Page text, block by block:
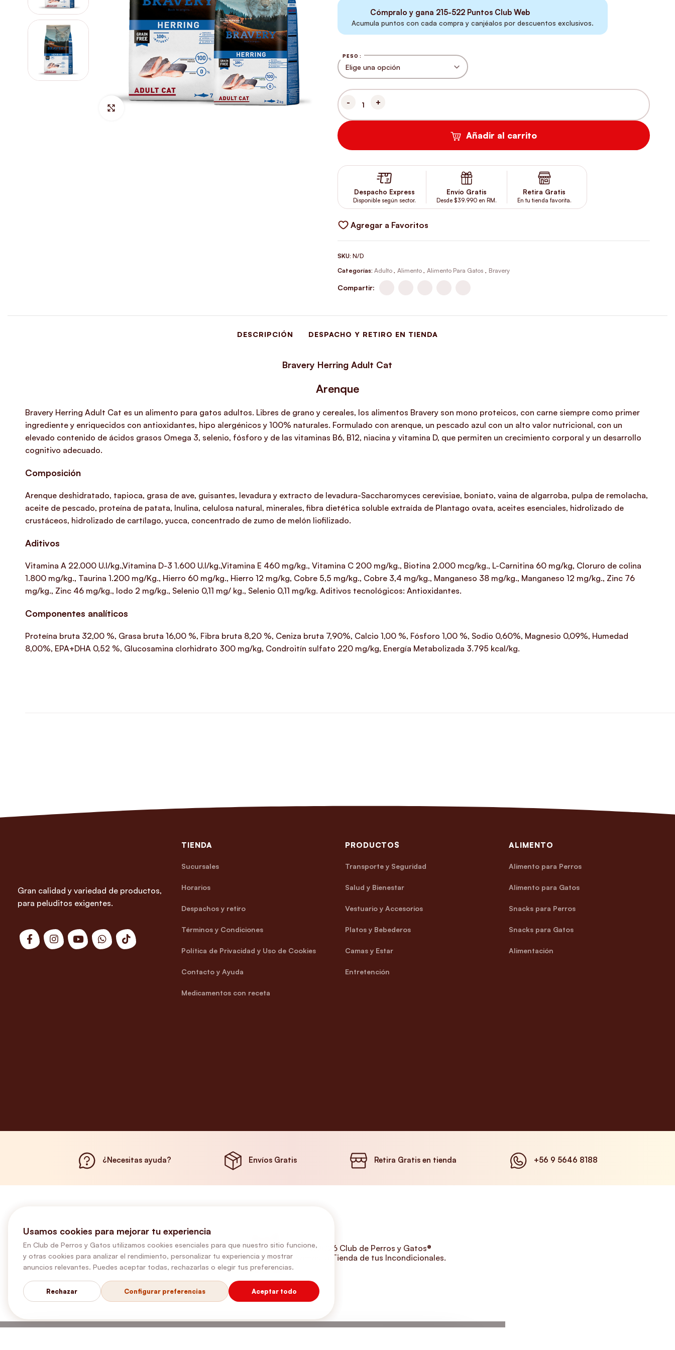
Cómpralo y gana 215-522Puntos Club Web
Acumula puntos con cada compra y canjéalos por descuentos exclusivos.
PESO
BRAVERY HERRING ADULT CAT CANTIDAD
Añadir al carrito
Despacho Express
Disponible según sector.
Envío Gratis
Desde $39.990 en RM.
Retira Gratis
En tu tienda favorita.
Agregar a Favoritos
SKU: N/D
Categorías: Adulto , Alimento , Alimento Para Gatos , Bravery
Compartir:
DESCRIPCIÓN DESPACHO Y RETIRO EN TIENDA
Bravery Herring Adult Cat
Arenque
Bravery Herring Adult Cat es un alimento para gatos adultos. Libres de grano y cereales, los alimentos Bravery son mono proteicos, con carne siempre como primer
ingrediente y enriquecidos con antioxidantes, hipo alergénicos y 100% naturales. Formulado con arenque, un pescado azul con un alto valor nutricional, con un
elevado contenido de ácidos grasos Omega 3, selenio, fósforo y de las vitaminas B6, B12, niacina y vitamina D, que permiten un crecimiento corporal y un desarrollo
cognitivo adecuado.
Composición
Arenque deshidratado, tapioca, grasa de ave, guisantes, levadura y extracto de levadura-Saccharomyces cerevisiae, boniato, vaina de algarroba, pulpa de remolacha,
aceite de pescado, proteína de patata, Inulina, celulosa natural, minerales, fibra dietética soluble extraída de Plantago ovata, aceites esenciales, hidrolizado de
crustáceos, hidrolizado de cartílago, yucca, concentrado de zumo de melón liofilizado.
Aditivos
Vitamina A 22.000 U.I/kg.,Vitamina D-3 1.600 U.I/kg.,Vitamina E 460 mg/kg., Vitamina C 200 mg/kg., Biotina 2.000 mcg/kg., L-Carnitina 60 mg/kg, Cloruro de colina
1.800 mg/kg., Taurina 1.200 mg/Kg., Hierro 60 mg/kg., Hierro 12 mg/kg, Cobre 5,5 mg/kg., Cobre 3,4 mg/kg., Manganeso 38 mg/kg., Manganeso 12 mg/kg., Zinc 76
mg/kg., Zinc 46 mg/kg., Iodo 2 mg/kg., Selenio 0,11 mg/ kg., Selenio 0,11 mg/kg. Aditivos tecnológicos: Antioxidantes.
Componentes analíticos
Proteína bruta 32,00 %, Grasa bruta 16,00 %, Fibra bruta 8,20 %, Ceniza bruta 7,90%, Calcio 1,00 %, Fósforo 1,00 %, Sodio 0,60%, Magnesio 0,09%, Humedad
8,00%, EPA+DHA 0,52 %, Glucosamina clorhidrato 300 mg/kg, Condroitín sulfato 220 mg/kg, Energía Metabolizada 3.795 kcal/kg.
Gran calidad y variedad de productos,
para peluditos exigentes.
TIENDA
Sucursales
Horarios
Despachos y retiro
Términos y Condiciones
Política de Privacidad y Uso de Cookies
Contacto y Ayuda
Medicamentos con receta
PRODUCTOS
Transporte y Seguridad
Salud y Bienestar
Vestuario y Accesorios
Platos y Bebederos
Camas y Estar
Entretención
ALIMENTO
Alimento para Perros
Alimento para Gatos
Snacks para Perros
Snacks para Gatos
Alimentación
¿Necesitas ayuda? Envíos Gratis Retira Gratis en tienda +56 9 5646 8188
©2026 Club de Perros y Gatos®
Somos la Tienda de tus Incondicionales.
Usamos cookies para mejorar tu experiencia
En Club de Perros y Gatos utilizamos cookies esenciales para que nuestro sitio funcione,
y otras cookies para analizar el rendimiento, personalizar tu experiencia y mostrar
anuncios relevantes. Puedes aceptar todas, rechazarlas o elegir tus preferencias.
Rechazar Configurar preferencias Aceptar todo